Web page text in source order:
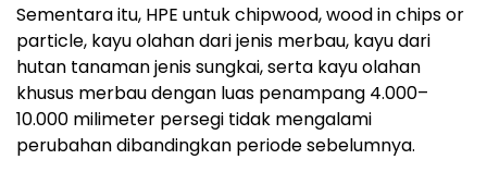
Sementara itu, HPE untuk chipwood, wood in chips or
particle, kayu olahan dari jenis merbau, kayu dari
hutan tanaman jenis sungkai, serta kayu olahan
khusus merbau dengan luas penampang 4.000–
10.000 milimeter persegi tidak mengalami
perubahan dibandingkan periode sebelumnya.